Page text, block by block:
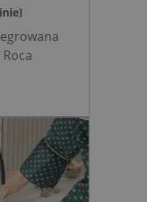
w
szybkich